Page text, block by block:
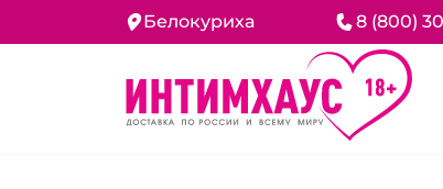
Белокуриха 8 (800)